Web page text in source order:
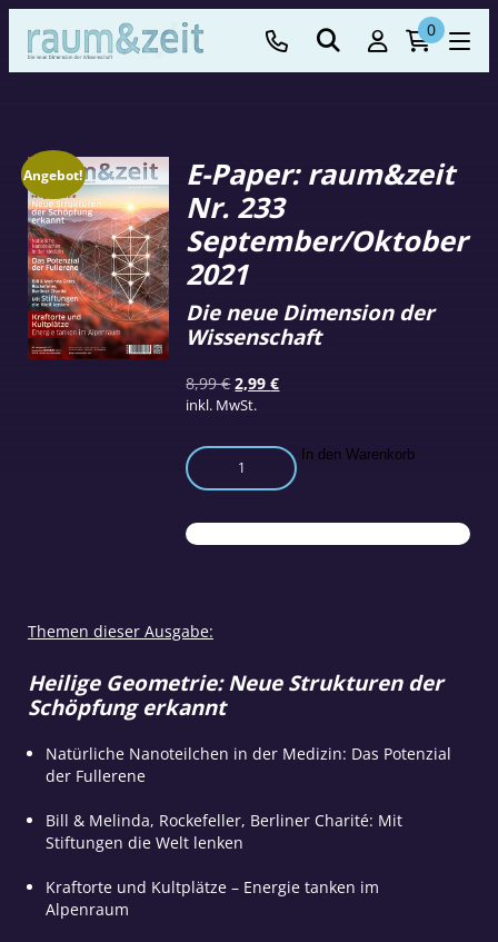
0
Angebot!
E-Paper: raum&zeit
Nr. 233
September/Oktober
2021
8,99€Ursprünglicher
Preis
8,99 €
2,99€Aktueller
2,99 €.
inkl. MwSt.
Die neue Dimension der
Wissenschaft
E-
Paper:
Nr.
233
In den Warenkorb
Themen dieser Ausgabe:
Heilige Geometrie: Neue Strukturen der
Schöpfung erkannt
Natürliche Nanoteilchen in der Medizin: Das Potenzial
der Fullerene
Bill & Melinda, Rockefeller, Berliner Charité: Mit
Stiftungen die Welt lenken
Kraftorte und Kultplätze – Energie tanken im
Alpenraum